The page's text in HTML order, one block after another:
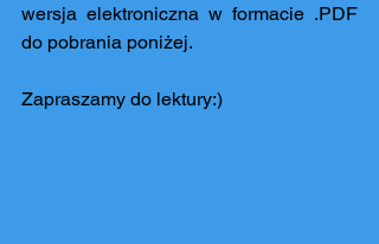
wersja elektroniczna w formacie .PDF
do pobrania poniżej.
Zapraszamy do lektury:)